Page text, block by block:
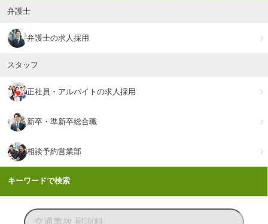
弁護士
弁護士の求人採用
スタッフ
正社員・アルバイトの求人採用
新卒・準新卒総合職
相談予約営業部
キーワードで検索